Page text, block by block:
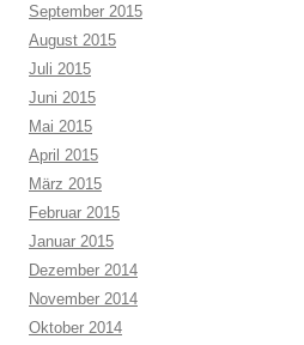
September 2015
August 2015
Juli 2015
Juni 2015
Mai 2015
April 2015
März 2015
Februar 2015
Januar 2015
Dezember 2014
November 2014
Oktober 2014